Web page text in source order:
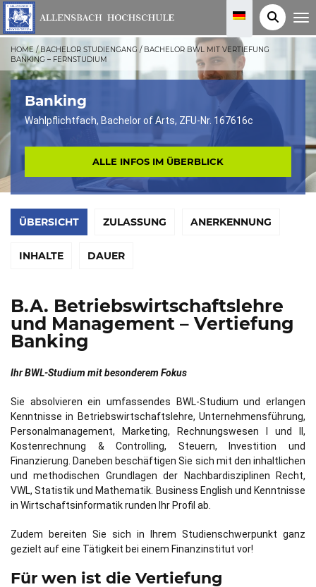
T
g
e
i
o
HOME /BACHELOR STUDIENGANG / BACHELOR BWL MIT VERTIEFUNG
BANKING – FERNSTUDIUM
Banking
Wahlpflichtfach, Bachelor of Arts, ZFU-Nr. 167616c
ALLE INFOS IM ÜBERBLICK
ÜBERSICHT ZULASSUNG ANERKENNUNG
INHALTE DAUER
B.A. Betriebswirtschaftslehre
und Management – Vertiefung
Banking
Ihr BWL-Studium mit besonderem Fokus
Sie absolvieren ein umfassendes BWL-Studium und erlangen
Kenntnisse in Betriebswirtschaftslehre, Unternehmensführung,
Personalmanagement, Marketing, Rechnungswesen I und II,
Kostenrechnung & Controlling, Steuern, Investition und
Finanzierung. Daneben beschäftigen Sie sich mit den inhaltlichen
und methodischen Grundlagen der Nachbardisziplinen Recht,
VWL, Statistik und Mathematik. Business English und Kenntnisse
in Wirtschaftsinformatik runden Ihr Profil ab.
Zudem bereiten Sie sich in Ihrem Studienschwerpunkt ganz
gezielt auf eine Tätigkeit bei einem Finanzinstitut vor!
Für wen ist die Vertiefung